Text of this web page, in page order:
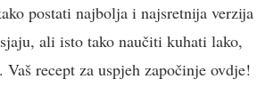
postati najbolja i najsretnija verzija
ali isto tako naučiti kuhati lako,
Vaš recept za uspjeh započinje ovdje!